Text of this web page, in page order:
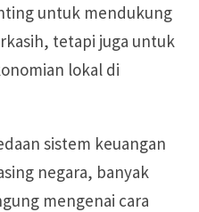
untuk mendukung
tetapi juga untuk
lokal di
sistem keuangan
negara, banyak
mengenai cara